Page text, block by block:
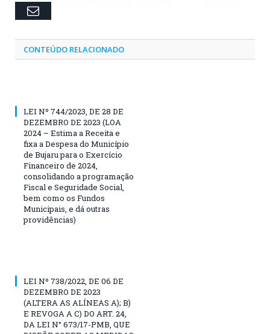
Email
CONTEÚDO RELACIONADO
LEI Nº 744/2023, DE 28 DE
DEZEMBRO DE 2023 (LOA
2024 – Estima a Receita e
fixa a Despesa do Município
de Bujaru para o Exercício
Financeiro de 2024,
consolidando a programação
Fiscal e Seguridade Social,
bem como os Fundos
Municipais, e dá outras
providências)
LEI Nº 738/2022, DE 06 DE
DEZEMBRO DE 2023
(ALTERA AS ALÍNEAS A); B)
E REVOGA A C) DO ART. 24,
DA LEI N° 673/17-PMB, QUE